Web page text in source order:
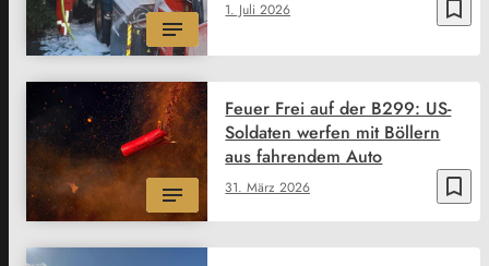
bookmark_border
1. Juli 2026
bookmark_border
31. März 2026
Feuer Frei auf der B299: US-
Soldaten werfen mit Böllern
aus fahrendem Auto